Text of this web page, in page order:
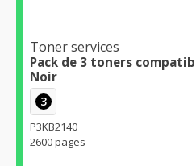
Toner services
Pack de 3 toners
Noir
3
P3KB2140
2600 pages